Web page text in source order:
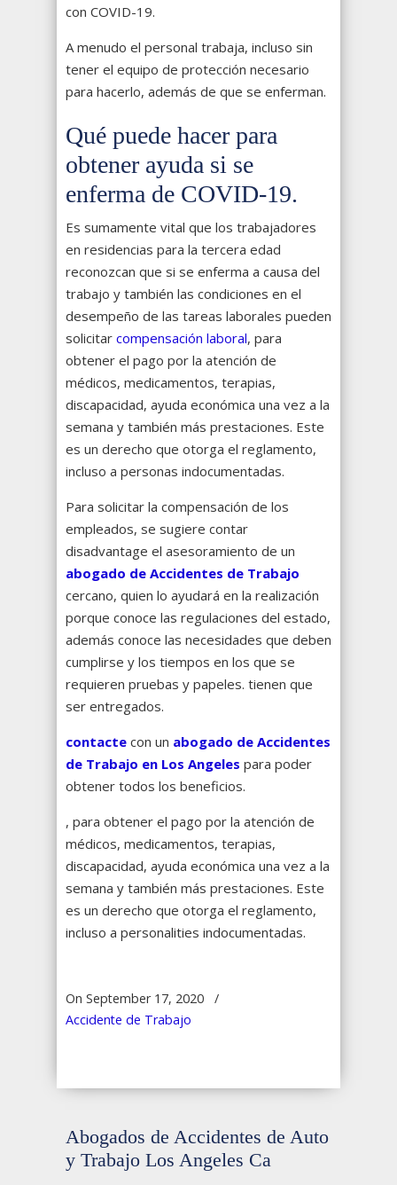
con COVID-19.
A menudo el personal trabaja, incluso sin
tener el equipo de protección necesario
para hacerlo, además de que se enferman.
Qué puede hacer para
obtener ayuda si se
enferma de COVID-19.
Es sumamente vital que los trabajadores
en residencias para la tercera edad
reconozcan que si se enferma a causa del
trabajo y también las condiciones en el
desempeño de las tareas laborales pueden
solicitar compensación laboral, para
obtener el pago por la atención de
médicos, medicamentos, terapias,
discapacidad, ayuda económica una vez a la
semana y también más prestaciones. Este
es un derecho que otorga el reglamento,
incluso a personas indocumentadas.
Para solicitar la compensación de los
empleados, se sugiere contar
disadvantage el asesoramiento de un
abogado de Accidentes de Trabajo
cercano, quien lo ayudará en la realización
porque conoce las regulaciones del estado,
además conoce las necesidades que deben
cumplirse y los tiempos en los que se
requieren pruebas y papeles. tienen que
ser entregados.
contacte con un abogado de Accidentes
de Trabajo en Los Angeles para poder
obtener todos los beneficios.
, para obtener el pago por la atención de
médicos, medicamentos, terapias,
discapacidad, ayuda económica una vez a la
semana y también más prestaciones. Este
es un derecho que otorga el reglamento,
incluso a personalities indocumentadas.
On September 17, 2020
/
Accidente de Trabajo
Abogados de Accidentes de Auto
y Trabajo Los Angeles Ca